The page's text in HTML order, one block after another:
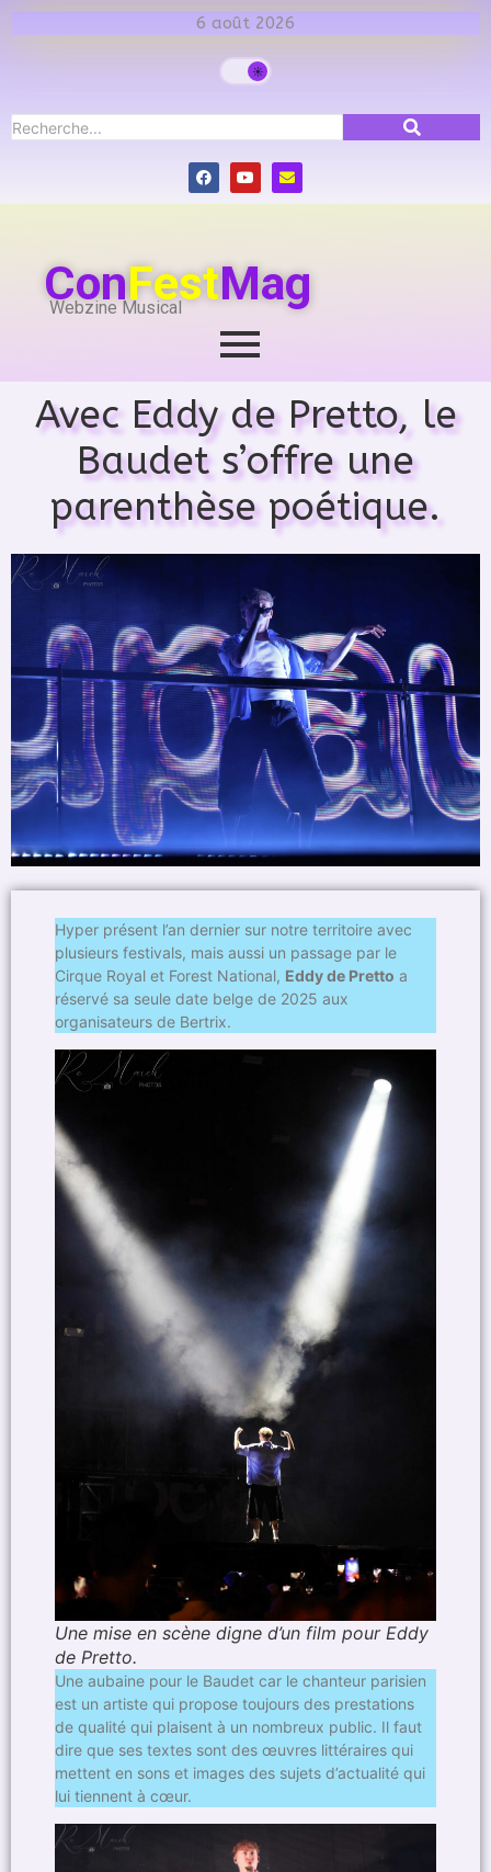
6 août 2026
ConFestMag
Webzine Musical
Avec Eddy de Pretto, le
Baudet s’offre une
parenthèse poétique.
Hyper présent l’an dernier sur notre territoire avec
plusieurs festivals, mais aussi un passage par le
Cirque Royal et Forest National, Eddy de Pretto a
réservé sa seule date belge de 2025 aux
organisateurs de Bertrix.
Une mise en scène digne d’un film pour Eddy
de Pretto.
Une aubaine pour le Baudet car le chanteur parisien
est un artiste qui propose toujours des prestations
de qualité qui plaisent à un nombreux public. Il faut
dire que ses textes sont des œuvres littéraires qui
mettent en sons et images des sujets d’actualité qui
lui tiennent à cœur.